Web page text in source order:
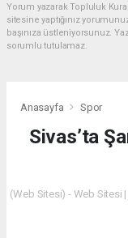
Yorum yazarak Topluluk
sitesine yaptığınız
başınıza üstleniyorsunuz.
sorumlu tutulamaz.
Anasayfa Spor
Sivas’ta
(Web Sitesi) - Web Sitesi